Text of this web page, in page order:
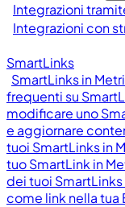
Integrazioni
Integrazioni con
SmartLinks
SmartLinks in
frequenti su
modificare uno
e aggiornare
tuoi SmartLinks in
tuo SmartLink in
dei tuoi
come link nella tua